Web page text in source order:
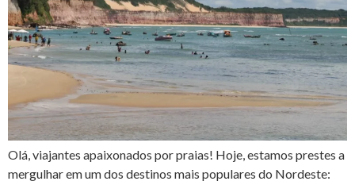
Olá, viajantes apaixonados por praias! Hoje, estamos prestes a
mergulhar em um dos destinos mais populares do Nordeste: